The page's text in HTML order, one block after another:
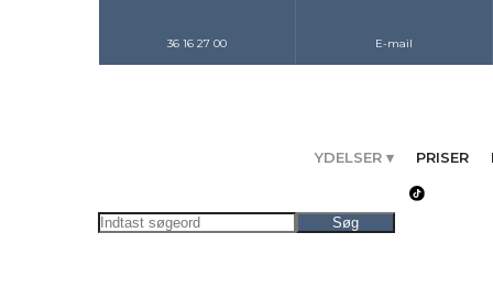
36 16 27 00 E-mail
YDELSER ▾ PRISER